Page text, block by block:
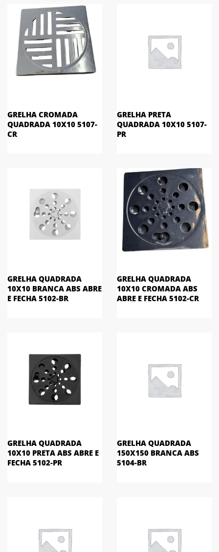
GRELHA CROMADA
QUADRADA 10X10 5107-
CR
GRELHA PRETA
QUADRADA 10X10 5107-
PR
GRELHA QUADRADA
10X10 BRANCA ABS ABRE
E FECHA 5102-BR
GRELHA QUADRADA
10X10 CROMADA ABS
ABRE E FECHA 5102-CR
GRELHA QUADRADA
10X10 PRETA ABS ABRE E
FECHA 5102-PR
GRELHA QUADRADA
150X150 BRANCA ABS
5104-BR